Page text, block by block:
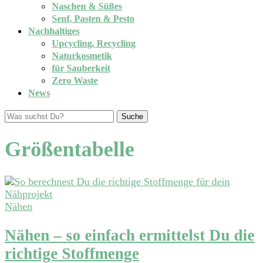
Naschen & Süßes
Senf, Pasten & Pesto
Nachhaltiges
Upcycling, Recycling
Naturkosmetik
für Sauberkeit
Zero Waste
News
Suche
Größentabelle
Nähen
Nähen – so einfach ermittelst Du die
richtige Stoffmenge